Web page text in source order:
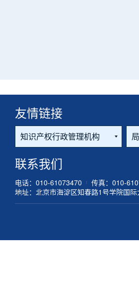
友情链接
联系我们
电话：010-61073470 传真：010-
地址：北京市海淀区知春路1号学院国